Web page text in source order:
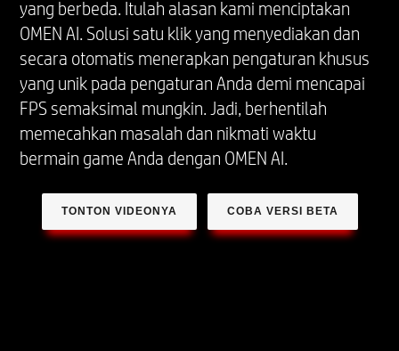
yang berbeda. Itulah alasan kami menciptakan
OMEN AI. Solusi satu klik yang menyediakan dan
secara otomatis menerapkan pengaturan khusus
yang unik pada pengaturan Anda demi mencapai
FPS semaksimal mungkin. Jadi, berhentilah
memecahkan masalah dan nikmati waktu
bermain game Anda dengan OMEN AI.
TONTON VIDEONYA COBA VERSI BETA